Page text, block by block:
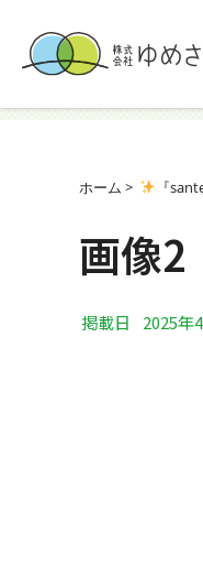
ホーム 『
画像2
掲載日 2025年